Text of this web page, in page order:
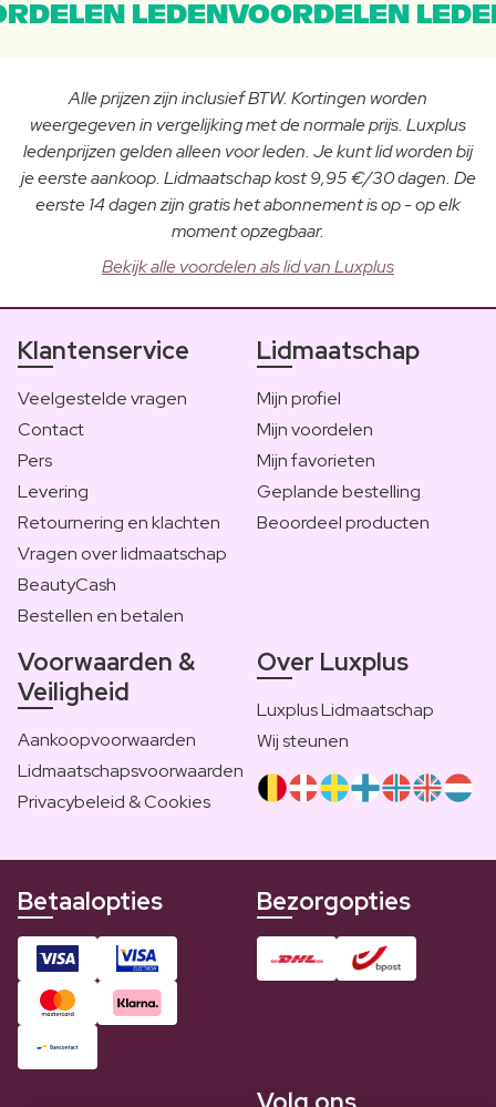
LEDENVOORDELEN
Alle prijzen zijn inclusief BTW. Kortingen worden
weergegeven in vergelijking met de normale prijs. Luxplus
ledenprijzen gelden alleen voor leden. Je kunt lid worden bij
je eerste aankoop. Lidmaatschap kost 9,95 €/30 dagen. De
eerste 14 dagen zijn gratis het abonnement is op - op elk
moment opzegbaar.
Bekijk alle voordelen als lid van Luxplus
Klantenservice
Veelgestelde vragen
Contact
Pers
Levering
Retournering en klachten
Vragen over lidmaatschap
BeautyCash
Bestellen en betalen
Lidmaatschap
Mijn profiel
Mijn voordelen
Mijn favorieten
Geplande bestelling
Beoordeel producten
Voorwaarden &
Veiligheid
Aankoopvoorwaarden
Lidmaatschapsvoorwaarden
Privacybeleid & Cookies
Over Luxplus
Luxplus Lidmaatschap
Wij steunen
Betaalopties Bezorgopties